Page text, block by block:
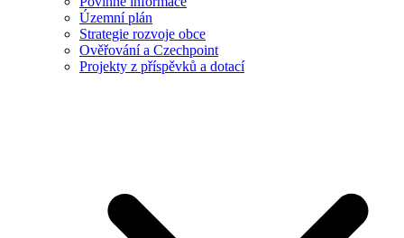
Územní plán
Strategie rozvoje obce
Ověřování a Czechpoint
Projekty z příspěvků a dotací